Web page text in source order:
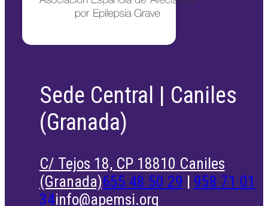
Sede Central | Caniles
(Granada)
C/ Tejos 18, CP 18810 Caniles
(Granada)655 48 50 29 | 958 71 01
34info@apemsi.org